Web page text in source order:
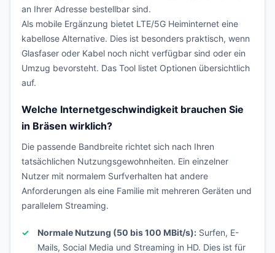
an Ihrer Adresse bestellbar sind.
Als mobile Ergänzung bietet LTE/5G Heiminternet eine
kabellose Alternative. Dies ist besonders praktisch, wenn
Glasfaser oder Kabel noch nicht verfügbar sind oder ein
Umzug bevorsteht. Das Tool listet Optionen übersichtlich
auf.
Welche Internetgeschwindigkeit brauchen Sie
in Bräsen wirklich?
Die passende Bandbreite richtet sich nach Ihren
tatsächlichen Nutzungsgewohnheiten. Ein einzelner
Nutzer mit normalem Surfverhalten hat andere
Anforderungen als eine Familie mit mehreren Geräten und
parallelem Streaming.
Normale Nutzung (50 bis 100 MBit/s): Surfen, E-
Mails, Social Media und Streaming in HD. Dies ist für